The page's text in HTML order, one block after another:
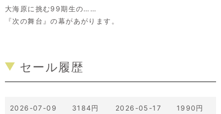
大海原に挑む99期生の……
『次の舞台』の幕があがります。
セール履歴
2026-07-09 3184円 2026-05-17 1990円